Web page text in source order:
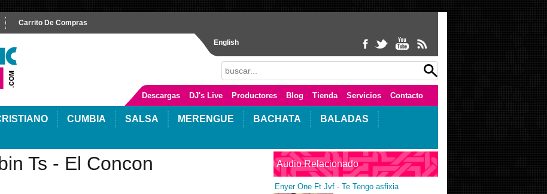
Carrito De Compras
English
Descargas DJ's Live Productores Blog Tienda Servicios Contacto
CUMBIA SALSA MERENGUE BACHATA
BALADAS
Ts - El Concon Audio Relacionado
Enyer One Ft Jvf - Te Tengo asfixia